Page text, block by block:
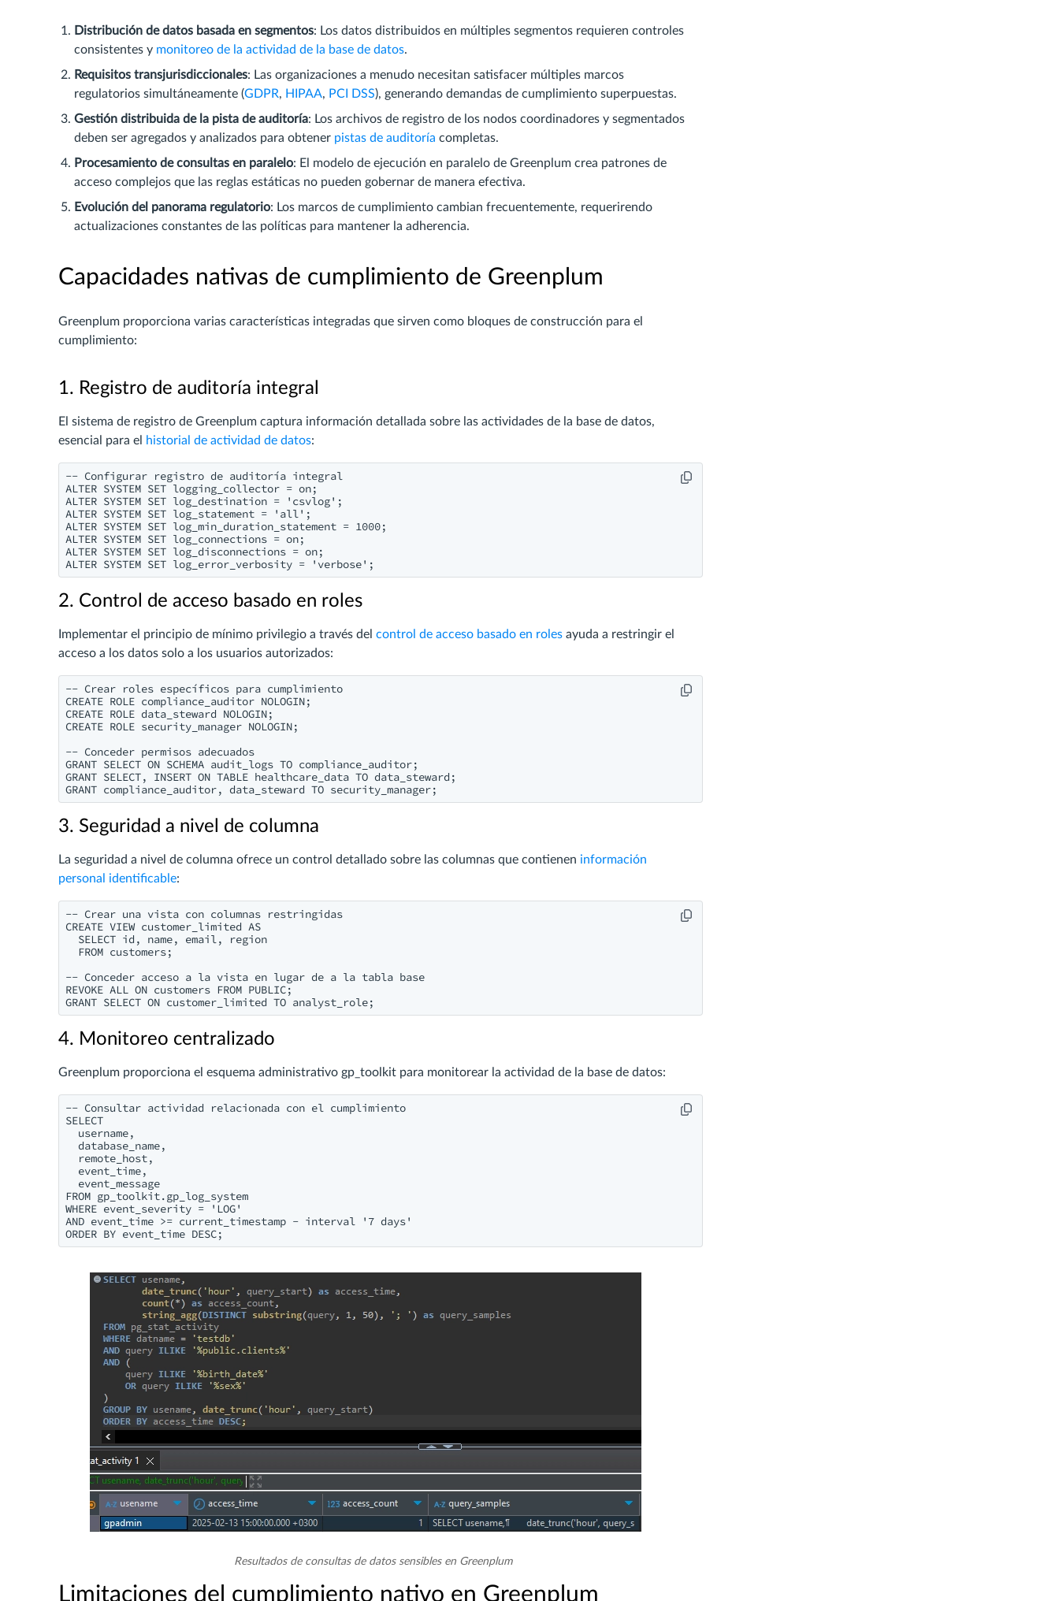
Distribución de datos basada en segmentos: Los datos distribuidos en múltiples segmentos requieren controles
consistentes y monitoreo de la actividad de la base de datos.
Requisitos transjurisdiccionales: Las organizaciones a menudo necesitan satisfacer múltiples marcos
regulatorios simultáneamente (GDPR, HIPAA, PCI DSS), generando demandas de cumplimiento superpuestas.
Gestión distribuida de la pista de auditoría: Los archivos de registro de los nodos coordinadores y segmentados
deben ser agregados y analizados para obtener pistas de auditoría completas.
Procesamiento de consultas en paralelo: El modelo de ejecución en paralelo de Greenplum crea patrones de
acceso complejos que las reglas estáticas no pueden gobernar de manera efectiva.
Evolución del panorama regulatorio: Los marcos de cumplimiento cambian frecuentemente, requerirendo
actualizaciones constantes de las políticas para mantener la adherencia.
Capacidades nativas de cumplimiento de Greenplum
Greenplum proporciona varias características integradas que sirven como bloques de construcción para el
cumplimiento:
1. Registro de auditoría integral
El sistema de registro de Greenplum captura información detallada sobre las actividades de la base de datos,
esencial para el
historial de actividad de datos:
-- Configurar registro de auditoría integral
ALTER SYSTEM SET logging_collector = on;
ALTER SYSTEM SET log_destination = 'csvlog';
ALTER SYSTEM SET log_statement = 'all';
ALTER SYSTEM SET log_min_duration_statement = 1000;
ALTER SYSTEM SET log_connections = on;
ALTER SYSTEM SET log_disconnections = on;
2. Control de acceso basado en roles
Implementar el principio de mínimo privilegio a través del control de acceso basado en roles ayuda a restringir el
acceso a los datos solo a los usuarios autorizados:
-- Crear roles específicos para cumplimiento
CREATE ROLE compliance_auditor NOLOGIN;
CREATE ROLE data_steward NOLOGIN;
CREATE ROLE security_manager NOLOGIN;
-- Conceder permisos adecuados
GRANT SELECT ON SCHEMA audit_logs TO compliance_auditor;
GRANT SELECT, INSERT ON TABLE healthcare_data TO data_steward;
3. Seguridad a nivel de columna
La seguridad a nivel de columna ofrece un control detallado sobre las columnas que contienen información
personal identificable:
-- Crear una vista con columnas restringidas
CREATE VIEW customer_limited AS
  SELECT id, name, email, region
  FROM customers;
-- Conceder acceso a la vista en lugar de a la tabla base
REVOKE ALL ON customers FROM PUBLIC;
4. Monitoreo centralizado
Greenplum proporciona el esquema administrativo gp_toolkit para monitorear la actividad de la base de datos:
-- Consultar actividad relacionada con el cumplimiento
SELECT
  username,
  database_name,
  remote_host,
  event_time,
  event_message
FROM gp_toolkit.gp_log_system
WHERE event_severity = 'LOG'
AND event_time >= current_timestamp - interval '7 days'
Resultados de consultas de datos sensibles en Greenplum
Limitaciones del cumplimiento nativo en Greenplum